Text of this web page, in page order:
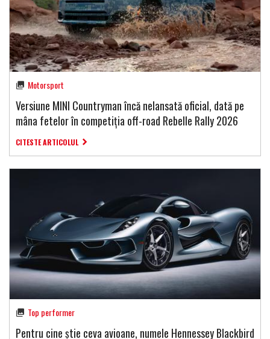
Motorsport
Versiune MINI Countryman încă nelansată oficial, dată pe
mâna fetelor în competiția off-road Rebelle Rally 2026
CITESTE ARTICOLUL
Top performer
Pentru cine știe ceva avioane, numele Hennessey Blackbird